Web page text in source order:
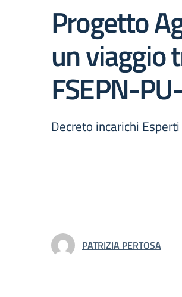
Progetto
un viaggio
FSEPN-
Decreto incarichi
PATRIZIA PERTOSA